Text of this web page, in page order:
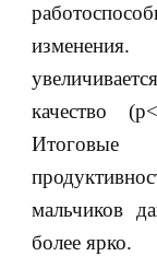
качество
Итоговые
мальчиков
более ярко.